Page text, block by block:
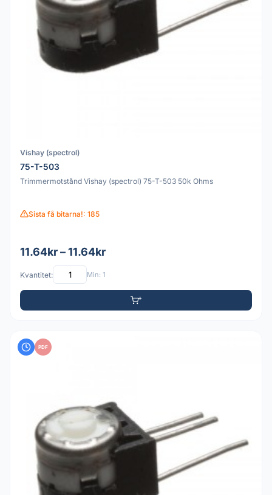
Vishay (spectrol)
75-T-503
Trimmermotstånd Vishay (spectrol) 75-T-503 50k Ohms
Sista få bitarna!: 185
11.64kr – 11.64kr
Kvantitet: Min: 1
PDF